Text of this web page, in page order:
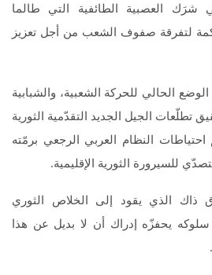
شرَك العصبية الطائفية التي طالما
لتفرقة صفوف الشعب من أجل تعزيز
الحالي للحركة الشعبية، والشبابية
تطلّعات الجيل الجديد التقدّمية الثورية
احتياطات النظام العربي الرجعي برمّته
للسيرورة الثورية الإقليمية.
الذي يقود إلى الخلاص الثوري
يحفزّه إدراك أن لا بديل عن هذا